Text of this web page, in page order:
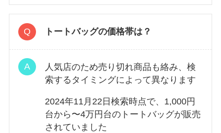
トートバッグの価格帯は？
人気店のため売り切れ商品も絡み、検
索するタイミングによって異なります
2024年11月22日検索時点で、1,000円
台から〜4万円台のトートバッグが販売
されていました